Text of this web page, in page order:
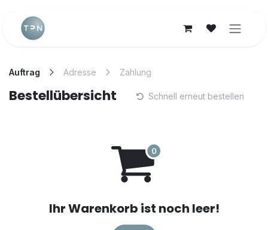
Auftrag Adresse Zahlung
Bestellübersicht Schnell erneut bestellen
Ihr Warenkorb ist noch leer!